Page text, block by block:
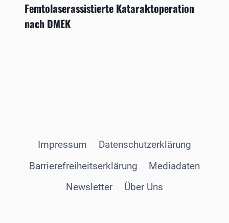
Femtolaserassistierte Kataraktoperation
nach DMEK
Impressum
Datenschutzerklärung
Barrierefreiheitserklärung
Mediadaten
Newsletter
Über Uns